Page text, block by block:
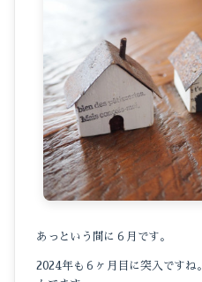
あっという間に６月です。
2024年も６ヶ月目に突入ですね